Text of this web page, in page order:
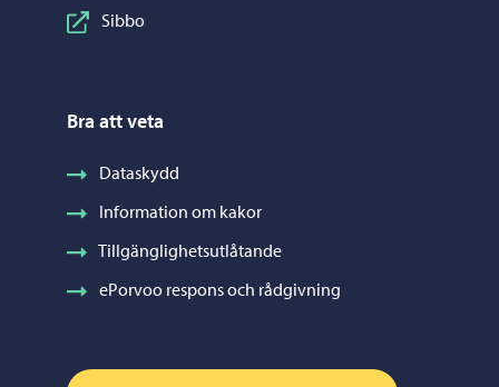
Sibbo
Bra att veta
Dataskydd
Information om kakor
Tillgänglighetsutlåtande
ePorvoo respons och rådgivning